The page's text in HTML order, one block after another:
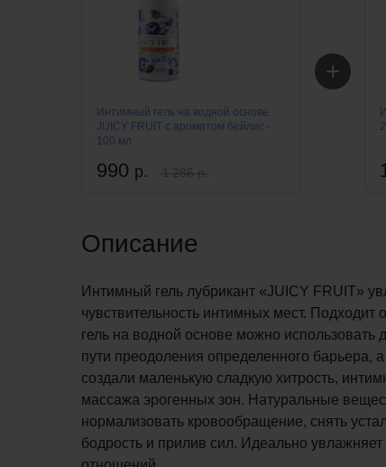
Интимный гель на водной основе
JUICY FRUIT с ароматом бейлис -
100 мл
990 р. 1 286 р.
+
Описание
Интимный гель лубрикант «JUICY FRUIT»
чувствительность интимных мест.
гель на водной основе можно использовать
пути преодоления определенного
создали маленькую сладкую хитрость,
массажа эрогенных зон. Натуральные
нормализовать кровообращение, снять
бодрость и прилив сил. Идеально